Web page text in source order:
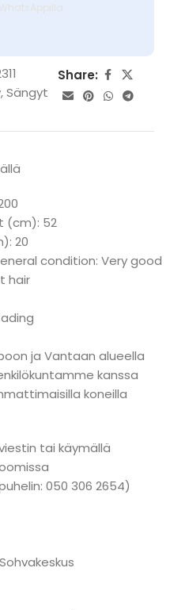
,Sängyt
Share:
(cm): 52
20
condition: Very good
hair
ja Vantaan alueella
kanssa
koneilla
tai käymällä
050 306 2654)